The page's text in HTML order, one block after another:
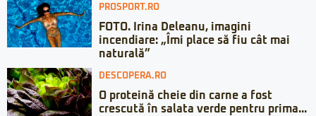
PROSPORT.RO
FOTO. Irina Deleanu, imagini
incendiare: „Îmi place să fiu cât mai
naturală”
DESCOPERA.RO
O proteină cheie din carne a fost
crescută în salata verde pentru prima...